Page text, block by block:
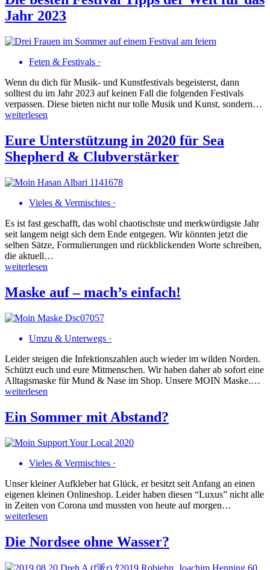
Jahr 2023
Feten & Festivals ·
Wenn du dich für Musik- und Kunstfestivals begeisterst, dann
solltest du im Jahr 2023 auf keinen Fall die folgenden Festivals
verpassen. Diese bieten nicht nur tolle Musik und Kunst, sondern…
weiterlesen
Eure Unterstützung in 2020 für Sea
Shepherd & Clubverstärker
Vieles & Vermischtes ·
Es ist fast geschafft, das wohl chaotischste und merkwürdigste Jahr
seit langem neigt sich dem Ende entgegen. Wir könnten jetzt die
selben Sätze, Formulierungen und rückblickenden Worte schreiben,
die aktuell…
weiterlesen
Maske auf – mach’s einfach!
Umzu & Unterwegs ·
Leider steigen die Infektionszahlen auch wieder im wilden Norden.
Schützt euch und eure Mitmenschen. Wir haben daher ab sofort eine
Alltagsmaske für Mund & Nase im Shop. Unsere MOIN Maske.…
weiterlesen
Ein Sommer mit Abstand?
Vieles & Vermischtes ·
Unser kleiner Aufkleber hat Glück, er besitzt seit Anfang an einen
eigenen kleinen Onlineshop. Leider haben diesen “Luxus” nicht alle
in Zeiten von Corona und mussten von heute auf morgen…
weiterlesen
Die Nordsee ohne Wasser?